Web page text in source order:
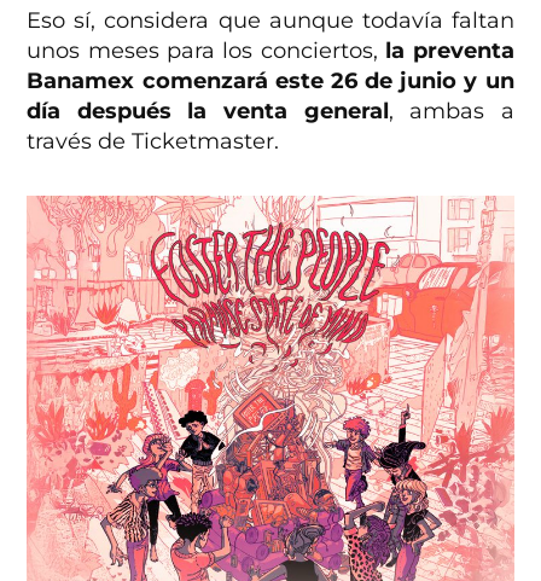
Eso sí, considera que aunque todavía faltan
unos meses para los conciertos, la preventa
Banamex comenzará este 26 de junio y un
día después la venta general, ambas a
través de Ticketmaster.